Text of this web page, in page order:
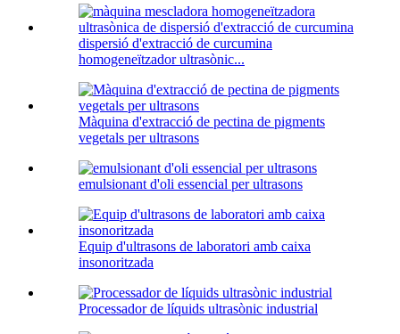
dispersió d'extracció de curcumina
homogeneïtzador ultrasònic...
Màquina d'extracció de pectina de pigments
vegetals per ultrasons
emulsionant d'oli essencial per ultrasons
Equip d'ultrasons de laboratori amb caixa
insonoritzada
Processador de líquids ultrasònic industrial